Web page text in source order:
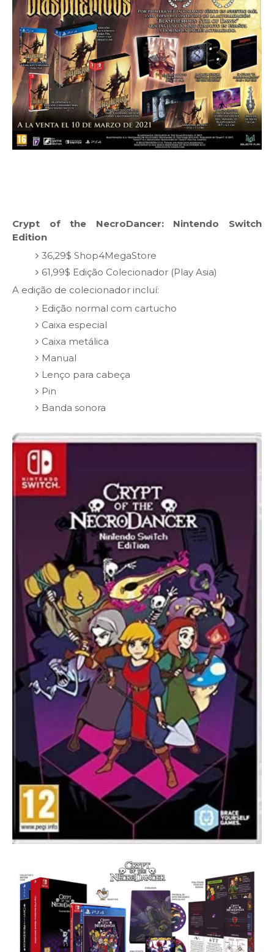
Crypt of the NecroDancer: Nintendo Switch
Edition
36,29$ Shop4MegaStore
61,99$ Edição Colecionador (Play Asia)
A edição de colecionador incluí:
Edição normal com cartucho
Caixa especial
Caixa metálica
Manual
Lenço para cabeça
Pin
Banda sonora